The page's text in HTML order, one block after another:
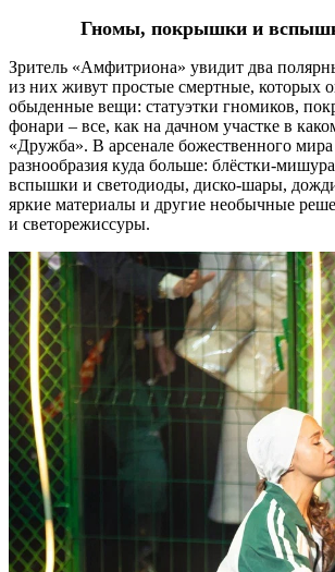
Гномы, покрышки и
Зритель «Амфитриона» увидит два
из них живут простые смертные, которых
обыденные вещи: статуэтки гномиков,
фонари – все, как на дачном участке в
«Дружба». В арсенале божественного
разнообразия куда больше: блёстки-
вспышки и светодиоды, диско-шары, дожди
яркие материалы и другие необычные
и светорежиссуры.